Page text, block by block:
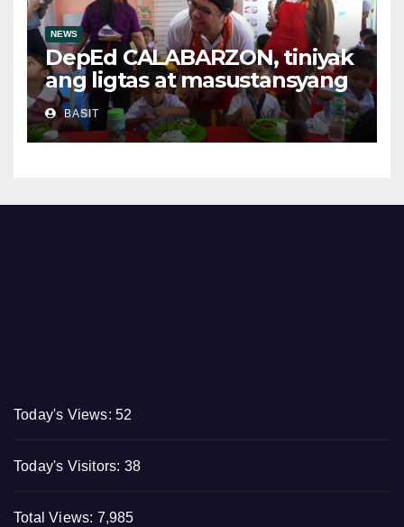
NEWS
DepEd CALABARZON, tiniyak
ang ligtas at masustansyang
pagkain sa School-Based
Feeding Program
BASIT
Today's Views: 52
Today's Visitors: 38
Total Views: 7,985